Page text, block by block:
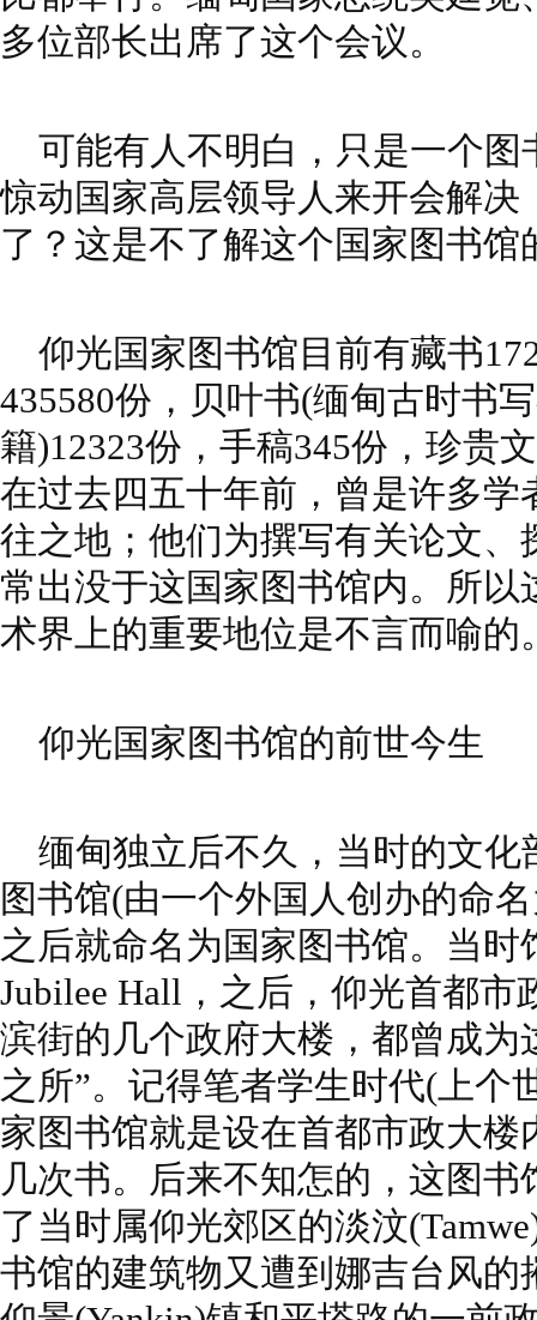
多位部长出席了这个会议。
可能有人不明白，只是一个图
惊动国家高层领导人来开会解决
了？这是不了解这个国家图书馆
仰光国家图书馆目前有藏书
435580份，贝叶书(缅甸古时书
籍)12323份，手稿345份，珍贵
在过去四五十年前，曾是许多学
往之地；他们为撰写有关论文、
常出没于这国家图书馆内。所
术界上的重要地位是不言而喻的
仰光国家图书馆的前世今生
缅甸独立后不久，当时的文化
图书馆(由一个外国人创办的命
之后就命名为国家图书馆。当
Jubilee Hall，之后，仰光首都
滨街的几个政府大楼，都曾成为
之所”。记得笔者学生时代(上个
家图书馆就是设在首都市政大
几次书。后来不知怎的，这图
了当时属仰光郊区的淡汶
书馆的建筑物又遭到娜吉台风的